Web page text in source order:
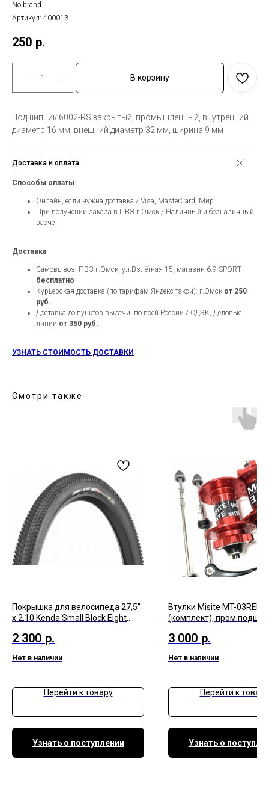
No brand
Артикул: 400013
250 р.
В корзину
Подшипник 6002-RS закрытый, промышленный, внутренний
диаметр 16 мм, внешний диаметр 32 мм, ширина 9 мм
Доставка и оплата
Способы оплаты
Онлайн, если нужна доставка / Visa, MasterCard, Мир
При получении заказа в ПВЗ г.Омск / Наличный и безналичный
расчет
Доставка
Самовывоз: ПВЗ г.Омск, ул.Взлётная 15, магазин 6.9 SPORT -
бесплатно
Курьерская доставка (по тарифам Яндекс такси): г.Омск от 250
руб.
Доставка до пунктов выдачи: по всей России / СДЭК, Деловые
линии от 350 руб.
УЗНАТЬ СТОИМОСТЬ ДОСТАВКИ
Смотри также
Покрышка для велосипеда 27,5"
x 2.10 Kenda Small Block Eight
2 300 р.
Нет в наличии
Перейти к товару
Узнать о поступлении
Втулки Misite MT-03RED
(комплект),
3 000 р.
Нет в наличии
Перейти к товару
Узнать о